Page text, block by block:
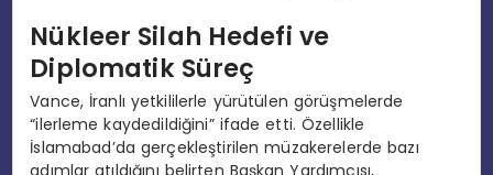
Nükleer Silah Hedefi ve
Diplomatik Süreç
Vance, İranlı yetkililerle yürütülen görüşmelerde
“ilerleme kaydedildiğini” ifade etti. Özellikle
İslamabad’da gerçekleştirilen müzakerelerde bazı
adımlar atıldığını belirten Başkan Yardımcısı,